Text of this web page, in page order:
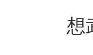
想